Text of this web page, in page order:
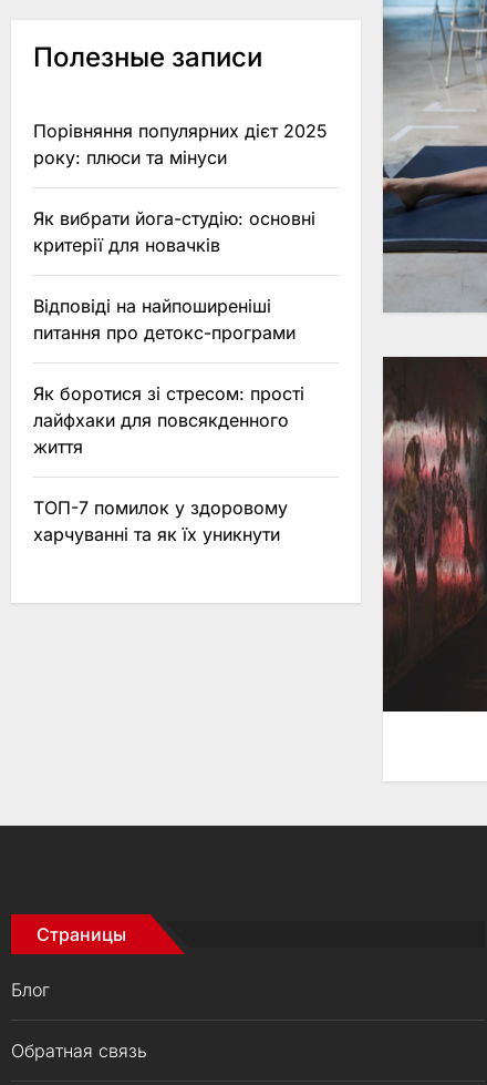
Полезные записи
Порівняння популярних дієт 2025
року: плюси та мінуси
Як вибрати йога-студію: основні
критерії для новачків
Відповіді на найпоширеніші
питання про детокс-програми
Як боротися зі стресом: прості
лайфхаки для повсякденного
життя
ТОП-7 помилок у здоровому
харчуванні та як їх уникнути
Страницы
Блог
Обратная связь